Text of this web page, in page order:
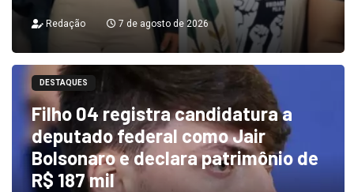
Redação 7 de agosto de 2026
DESTAQUES
Filho 04 registra candidatura a
deputado federal como Jair
Bolsonaro e declara patrimônio de
R$ 187 mil